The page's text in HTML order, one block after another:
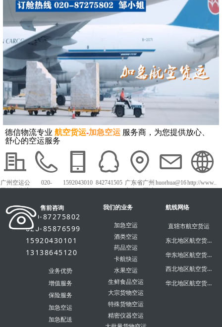
加急空运
酒类空运
药品空运
卡航快运
水果空运
生鲜食品空运
大宗货物空运
特殊货物空运
精密仪器空运
我们的业务
直辖市航空货运
东北地区航空货运
华东地区航空货运
西北地区航空货运
华北地区航空货运
航线网络
业务优势
增值服务
保险服务
加急空运
加急配送
售前咨询
020-87275802
020-85876599
15920430101
13138645120
广州空运公
020-
1592043010 842741505 广东省广州
号白云农批
huorhua@16http://www..
德信物流专业 航空货运-加急空运 服务商，为您提供放心、
舒心的空运服务